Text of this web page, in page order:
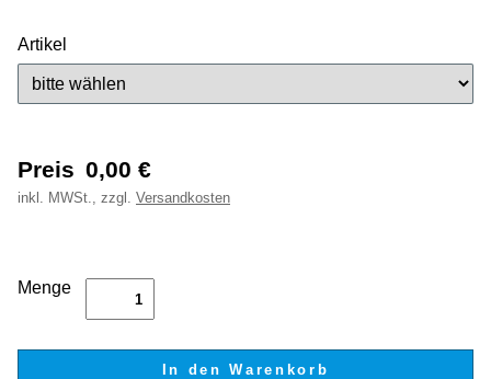
Artikel
Preis 0,00 €
inkl. MWSt., zzgl. Versandkosten
Menge